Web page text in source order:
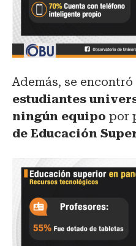
Además, se
estudiantes
ningún equipo por
de Educación